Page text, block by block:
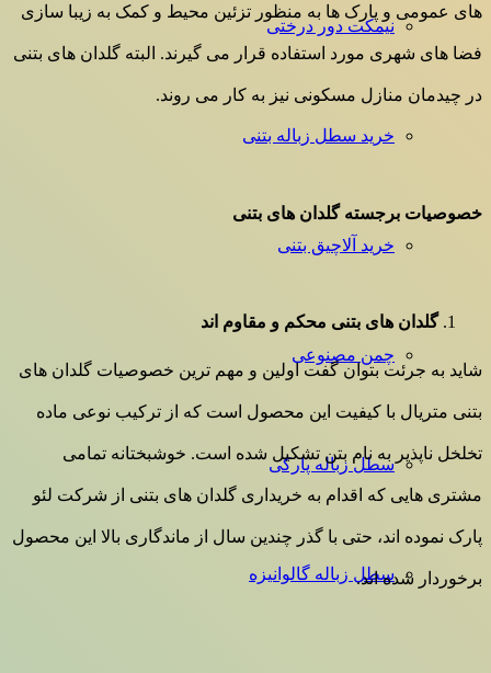
نیمکت دور درختی
خرید سطل زباله بتنی
خرید آلاچیق بتنی
چمن مصنوعی
سطل زباله پارکی
سطل زباله گالوانیزه
های عمومی و پارک ها به منظور تزئین محیط و کمک به زیبا سازی
فضا های شهری مورد استفاده قرار می گیرند. البته گلدان های بتنی
در چیدمان منازل مسکونی نیز به کار می روند.
خصوصیات برجسته گلدان های بتنی
گلدان های بتنی محکم و مقاوم اند
شاید به جرئت بتوان گفت اولین و مهم ترین خصوصیات گلدان های
بتنی متریال با کیفیت این محصول است که از ترکیب نوعی ماده
تخلخل ناپذیر به نام بتن تشکیل شده است. خوشبختانه تمامی
مشتری هایی که اقدام به خریداری گلدان های بتنی از شرکت لئو
پارک نموده اند، حتی با گذر چندین سال از ماندگاری بالا این محصول
برخوردار شده اند.